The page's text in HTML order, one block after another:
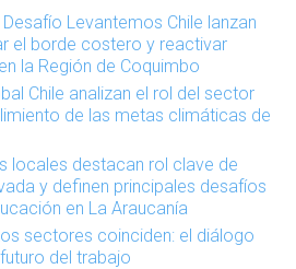
Levantemos Chile lanzan
el borde costero y reactivar
la Región de Coquimbo
Chile analizan el rol del sector
de las metas climáticas de
locales destacan rol clave de
y definen principales desafíos
en La Araucanía
sectores coinciden: el diálogo
del trabajo